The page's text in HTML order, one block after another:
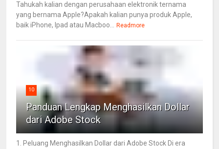
Tahukah kalian dengan perusahaan elektronik ternama
yang bernama Apple?Apakah kalian punya produk Apple,
baik iPhone, Ipad atau Macboo... Readmore
10
Panduan Lengkap Menghasilkan Dollar
dari Adobe Stock
1. Peluang Menghasilkan Dollar dari Adobe Stock Di era